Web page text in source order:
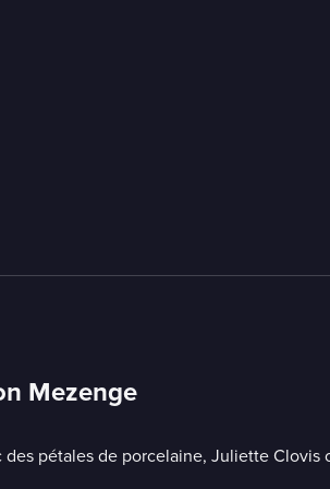
Mezenge
pétales de porcelaine, Juliette